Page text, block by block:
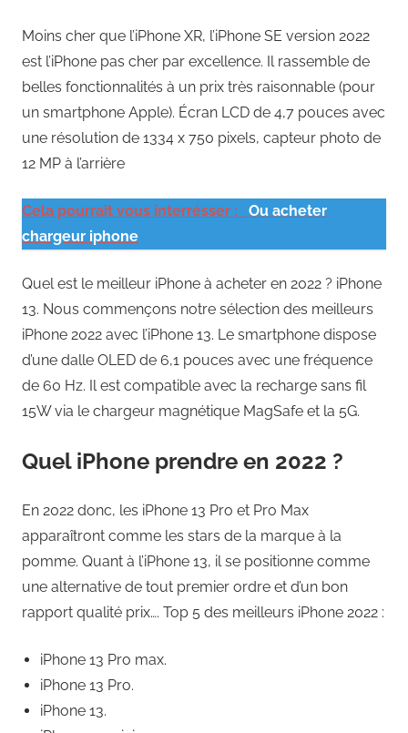
Moins cher que l’iPhone XR, l’iPhone SE version 2022
est l’iPhone pas cher par excellence. Il rassemble de
belles fonctionnalités à un prix très raisonnable (pour
un smartphone Apple). Écran LCD de 4,7 pouces avec
une résolution de 1334 x 750 pixels, capteur photo de
12 MP à l’arrière
Cela pourrait vous interrésser :
Ou acheter
chargeur iphone
Quel est le meilleur iPhone à acheter en 2022 ? iPhone
13. Nous commençons notre sélection des meilleurs
iPhone 2022 avec l’iPhone 13. Le smartphone dispose
d’une dalle OLED de 6,1 pouces avec une fréquence
de 60 Hz. Il est compatible avec la recharge sans fil
15W via le chargeur magnétique MagSafe et la 5G.
Quel iPhone prendre en 2022 ?
En 2022 donc, les iPhone 13 Pro et Pro Max
apparaîtront comme les stars de la marque à la
pomme. Quant à l’iPhone 13, il se positionne comme
une alternative de tout premier ordre et d’un bon
rapport qualité prix…. Top 5 des meilleurs iPhone 2022 :
iPhone 13 Pro max.
iPhone 13 Pro.
iPhone 13.